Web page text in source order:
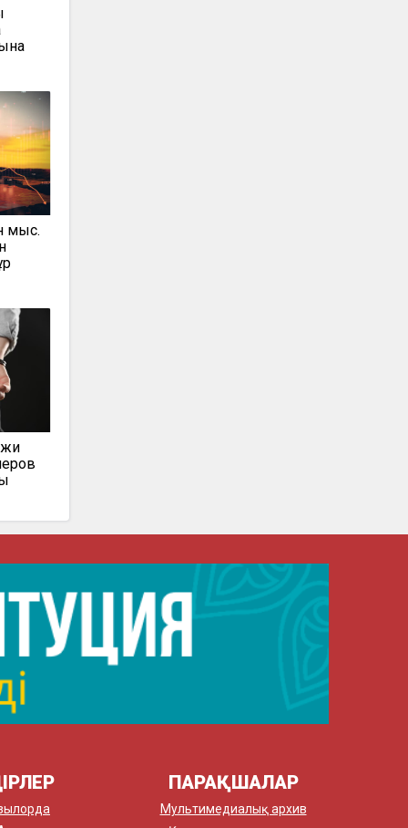
мыс.
ПАРАҚШАЛАР
Мультимедиалық архив